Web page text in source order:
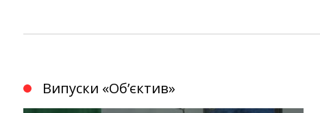
Випуски «Обʼєктив»